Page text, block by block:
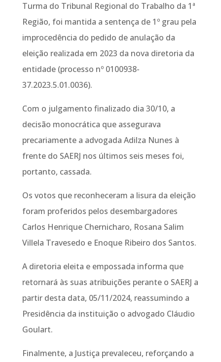
Turma do Tribunal Regional do Trabalho da 1ª
Região, foi mantida a sentença de 1º grau pela
improcedência do pedido de anulação da
eleição realizada em 2023 da nova diretoria da
entidade (processo nº 0100938-
37.2023.5.01.0036).
Com o julgamento finalizado dia 30/10, a
decisão monocrática que assegurava
precariamente a advogada Adilza Nunes à
frente do SAERJ nos últimos seis meses foi,
portanto, cassada.
Os votos que reconheceram a lisura da eleição
foram proferidos pelos desembargadores
Carlos Henrique Chernicharo, Rosana Salim
Villela Travesedo e Enoque Ribeiro dos Santos.
A diretoria eleita e empossada informa que
retornará às suas atribuições perante o SAERJ a
partir desta data, 05/11/2024, reassumindo a
Presidência da instituição o advogado Cláudio
Goulart.
Finalmente, a Justiça prevaleceu, reforçando a